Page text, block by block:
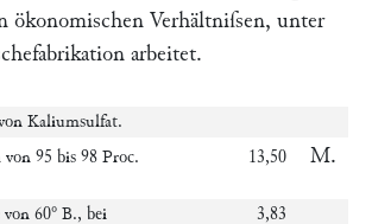
ökonomischen Verhältniſsen, unter
arbeitet.
Kaliumsulfat.
95 bis 98 Proc.
13,50 M.
von 60° B., bei
3,83